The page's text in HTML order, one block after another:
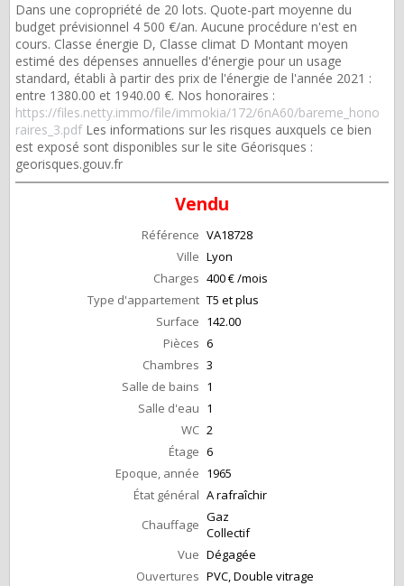
Dans une copropriété de 20 lots. Quote-part moyenne du
budget prévisionnel 4 500 €/an. Aucune procédure n'est en
cours. Classe énergie D, Classe climat D Montant moyen
estimé des dépenses annuelles d'énergie pour un usage
standard, établi à partir des prix de l'énergie de l'année 2021 :
entre 1380.00 et 1940.00 €. Nos honoraires :
https://files.netty.immo/file/immokia/172/6nA60/bareme_hono
raires_3.pdfLes informations sur les risques auxquels ce bien
est exposé sont disponibles sur le site Géorisques :
georisques.gouv.fr
Vendu
Référence VA18728
Ville Lyon
Charges 400 € /mois
Type d'appartement T5 et plus
Surface 142.00
Pièces 6
Chambres 3
Salle de bains 1
Salle d'eau 1
WC 2
Étage 6
Epoque, année 1965
État général A rafraîchir
Chauffage Gaz
Collectif
Vue Dégagée
Ouvertures PVC, Double vitrage